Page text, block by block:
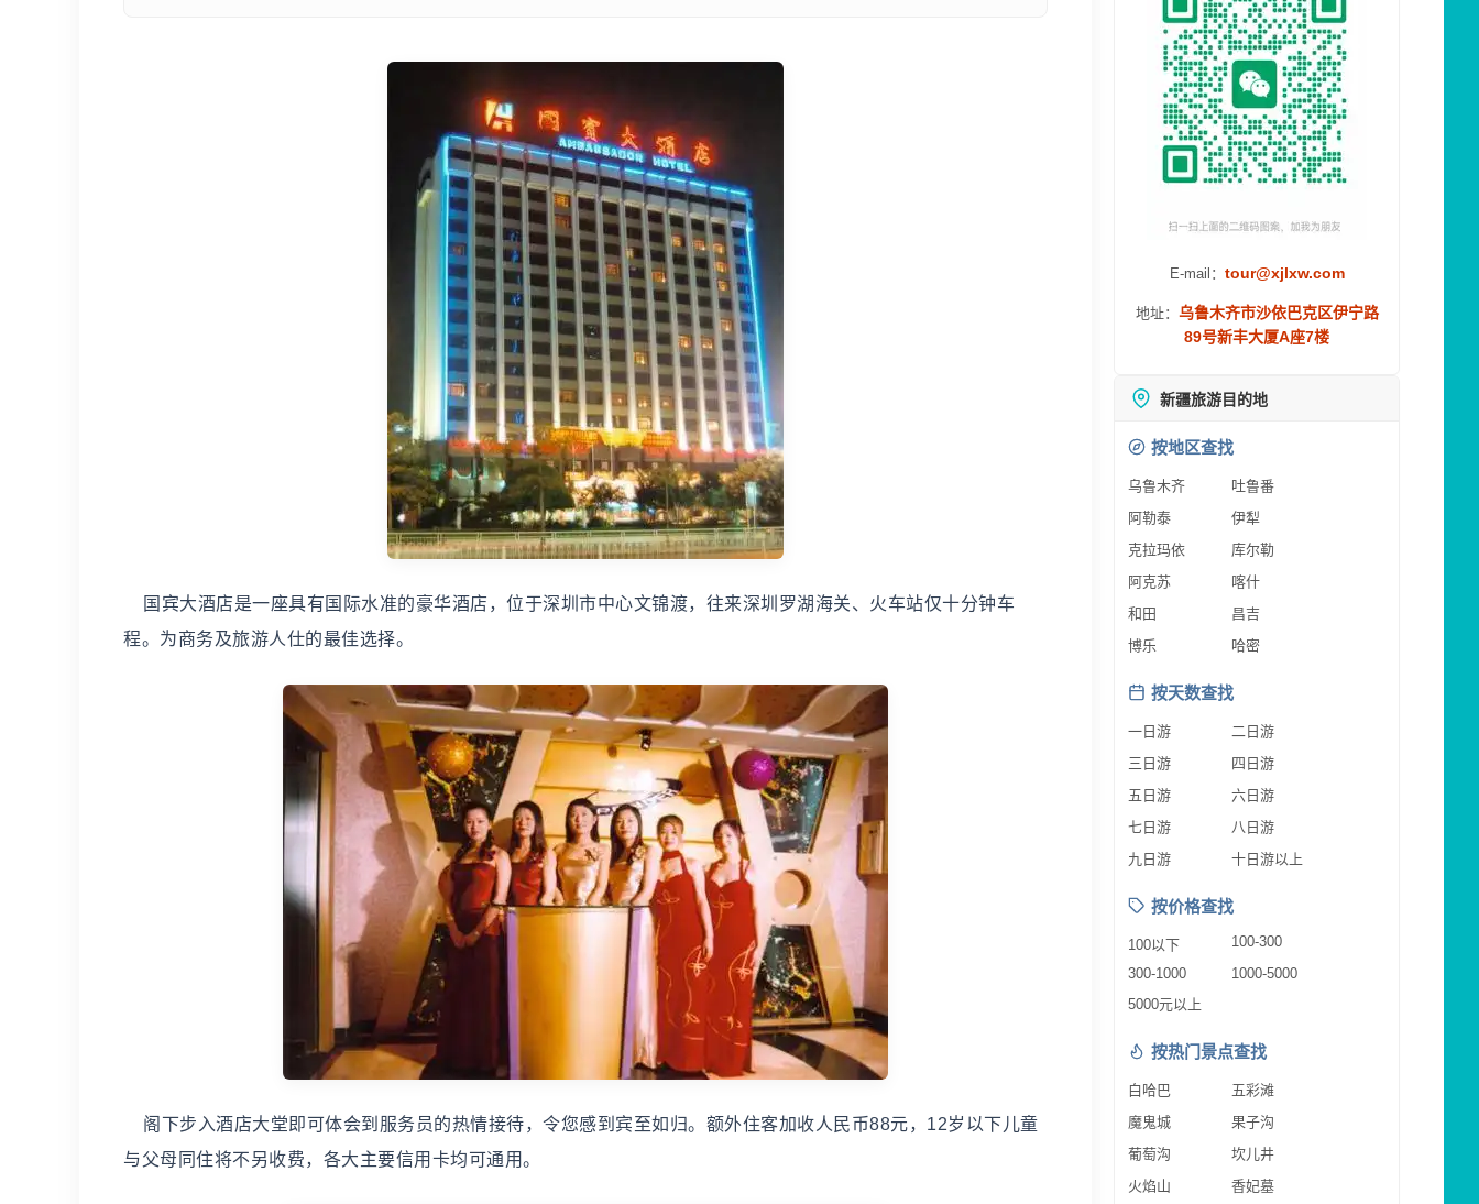
国宾大酒店是一座具有国际水准的豪华酒店，位于深圳市中心文锦渡，往来深圳罗湖海关、火车站仅十分钟车
程。为商务及旅游人仕的最佳选择。
阁下步入酒店大堂即可体会到服务员的热情接待，令您感到宾至如归。额外住客加收人民币88元，12岁以下儿童
与父母同住将不另收费，各大主要信用卡均可通用。
E-mail： tour@xjlxw.com
地址： 乌鲁木齐市沙依巴克区伊宁路
89号新丰大厦A座7楼
新疆旅游目的地
按地区查找
乌鲁木齐
吐鲁番
阿勒泰
伊犁
克拉玛依
库尔勒
阿克苏
喀什
和田
昌吉
博乐
哈密
按天数查找
一日游
二日游
三日游
四日游
五日游
六日游
七日游
八日游
九日游
十日游以上
按价格查找
100以下
100-300
300-1000
1000-5000
5000元以上
按热门景点查找
白哈巴
五彩滩
魔鬼城
果子沟
葡萄沟
坎儿井
火焰山
香妃墓